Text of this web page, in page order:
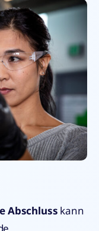
Abschluss kann